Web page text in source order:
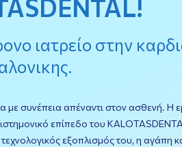
με συνέπεια απέναντι στον ασθενή. Η
επίπεδο του
εξοπλισμός του, η αγάπη
ιατρείο στην